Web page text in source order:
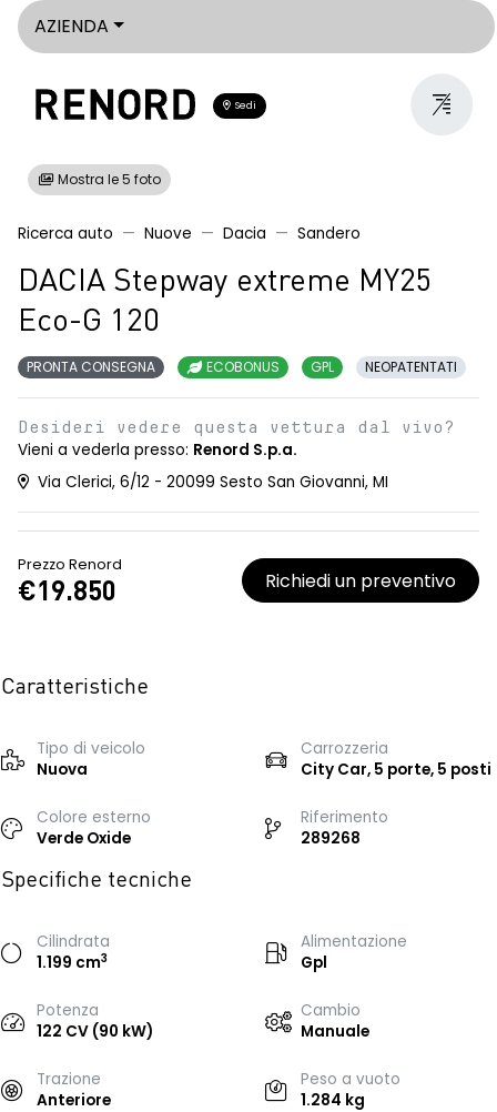
AZIENDA
Sedi
Mostra le 5 foto
Ricerca auto Nuove Dacia Sandero
DACIA Stepway extreme MY25
Eco-G 120
PRONTA CONSEGNA ECOBONUS GPL NEOPATENTATI
Desideri vedere questa vettura dal vivo?
Vieni a vederla presso: Renord S.p.a.
Via Clerici, 6/12 - 20099 Sesto San Giovanni, MI
Prezzo Renord
€19.850 Richiedi un preventivo
Caratteristiche
Tipo di veicolo
Nuova
Carrozzeria
City Car, 5 porte, 5 posti
Colore esterno
Verde Oxide
Riferimento
289268
Specifiche tecniche
Cilindrata
1.199 cm3
Alimentazione
Gpl
Potenza
122 CV (90 kW)
Cambio
Manuale
Trazione
Anteriore
Peso a vuoto
1.284 kg